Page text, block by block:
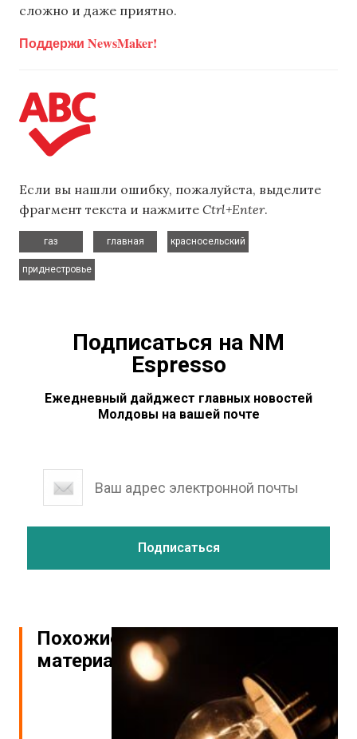
сложно и даже приятно.
Поддержи NewsMaker!
Если вы нашли ошибку, пожалуйста, выделите
фрагмент текста и нажмите Ctrl+Enter.
газ
главная
красносельский
приднестровье
Подписаться на NM
Espresso
Ежедневный дайджест главных новостей
Молдовы на вашей почте
Похожие
материалы